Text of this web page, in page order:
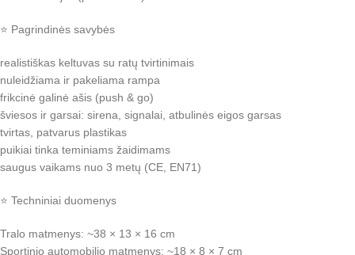
⭐ Pagrindinės savybės
realistiškas keltuvas su ratų tvirtinimais
nuleidžiama ir pakeliama rampa
frikcinė galinė ašis (push & go)
šviesos ir garsai: sirena, signalai, atbulinės eigos garsas
tvirtas, patvarus plastikas
puikiai tinka teminiams žaidimams
saugus vaikams nuo 3 metų (CE, EN71)
⭐ Techniniai duomenys
Tralo matmenys: ~38 × 13 × 16 cm
Sportinio automobilio matmenys: ~18 × 8 × 7 cm